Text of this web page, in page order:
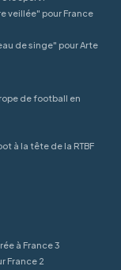
veillée" pour France
de singe" pour Arte
de football en
à la tête de la RTBF
à France 3
France 2